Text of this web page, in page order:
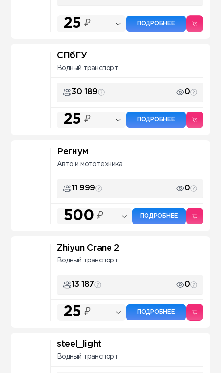
25 ₽ ПОДРОБНЕЕ
СПбГУ
Водный транспорт
30 189 0
25 ₽ ПОДРОБНЕЕ
Регнум
Авто и мототехника
11 999 0
500 ₽ ПОДРОБНЕЕ
Zhiyun Crane 2
Водный транспорт
13 187 0
25 ₽ ПОДРОБНЕЕ
steel_light
Водный транспорт